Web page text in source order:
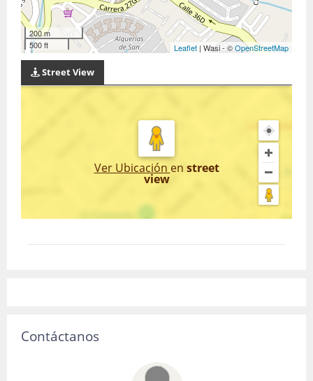
200 m
500 ft
Leaflet | Wasi - ©OpenStreetMap
Street View
Ver Ubicación en street
view
Contáctanos